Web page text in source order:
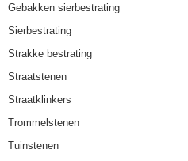
Gebakken sierbestrating
Sierbestrating
Strakke bestrating
Straatstenen
Straatklinkers
Trommelstenen
Tuinstenen